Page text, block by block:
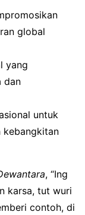
global
yang
dan
untuk
kebangkitan
, “Ing
karsa, tut wuri
contoh, di